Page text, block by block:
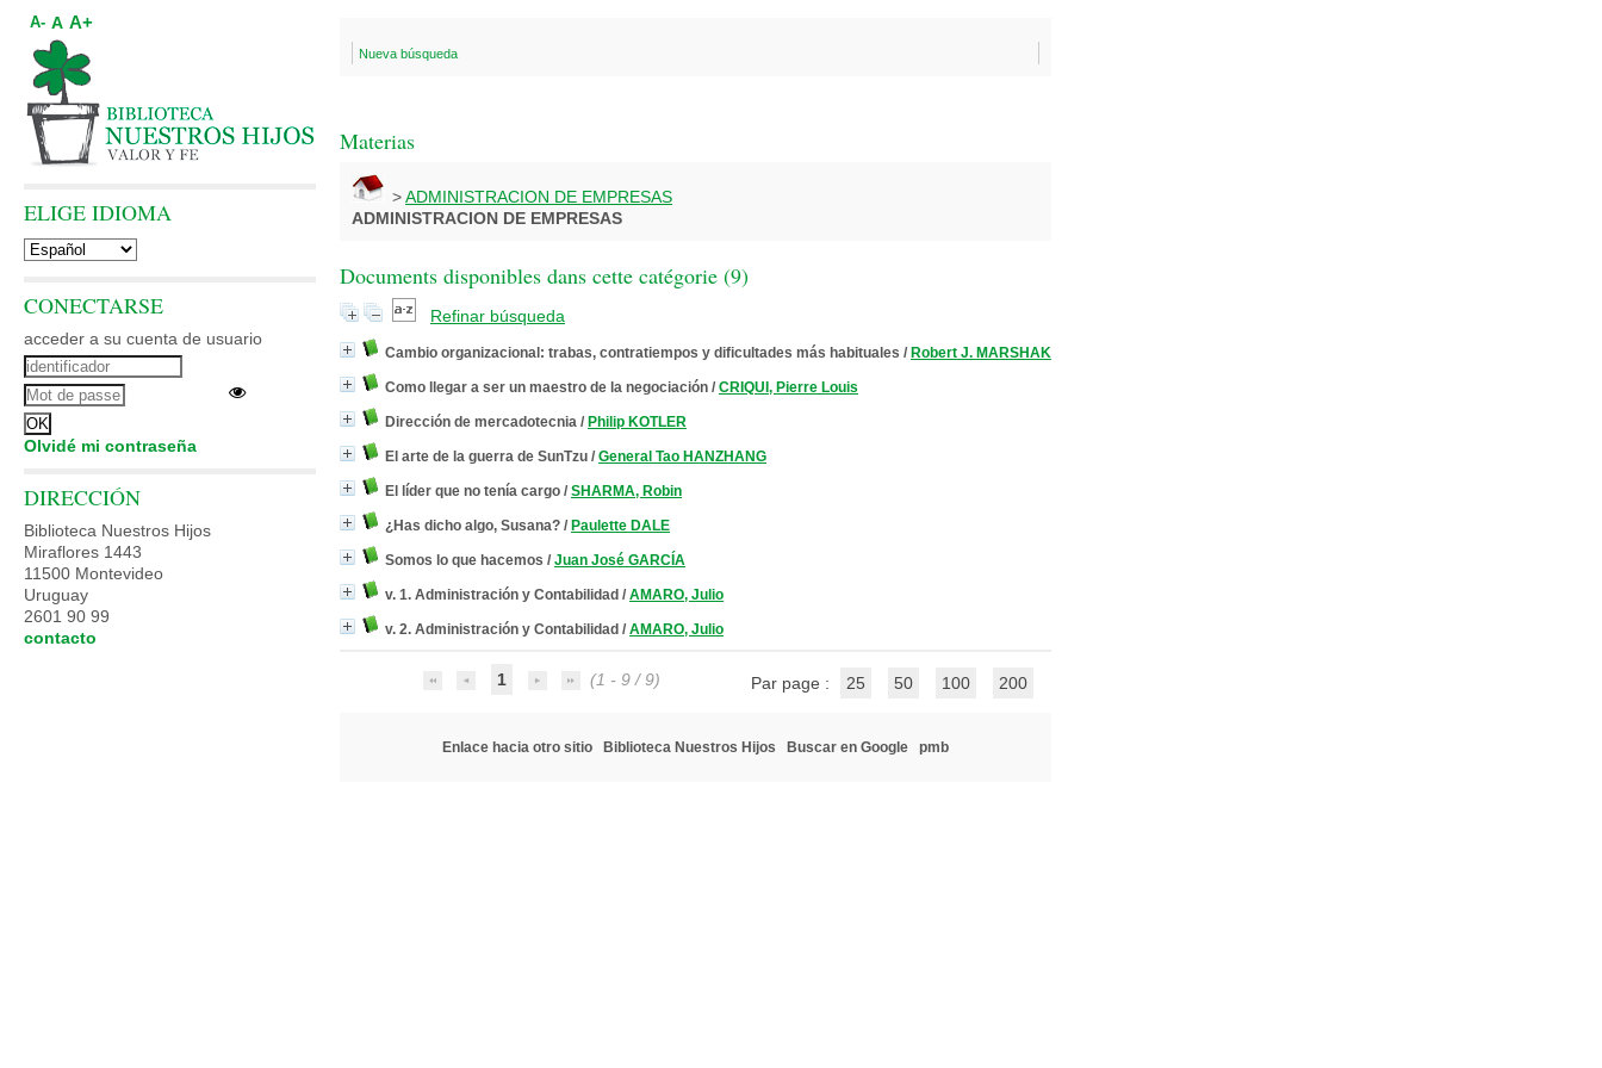
Nueva búsqueda
Materias
>ADMINISTRACION DE EMPRESAS
ADMINISTRACION DE EMPRESAS
Documents disponibles dans cette catégorie (9)
Refinar búsqueda
Cambio organizacional: trabas, contratiempos y dificultades más habituales / Robert J. MARSHAK
Como llegar a ser un maestro de la negociación / CRIQUI, Pierre Louis
Dirección de mercadotecnia / Philip KOTLER
El arte de la guerra de SunTzu / General Tao HANZHANG
El líder que no tenía cargo / SHARMA, Robin
¿Has dicho algo, Susana? / Paulette DALE
Somos lo que hacemos / Juan José GARCÍA
v. 1. Administración y Contabilidad / AMARO, Julio
v. 2. Administración y Contabilidad / AMARO, Julio
1 (1 - 9 / 9) Par page : 25 50 100 200
Enlace hacia otro sitio Biblioteca Nuestros Hijos Buscar en Google pmb
A- A A+
ELIGE IDIOMA
CONECTARSE
acceder a su cuenta de usuario
Olvidé mi contraseña
DIRECCIÓN
Biblioteca Nuestros Hijos
Miraflores 1443
11500 Montevideo
Uruguay
2601 90 99
contacto